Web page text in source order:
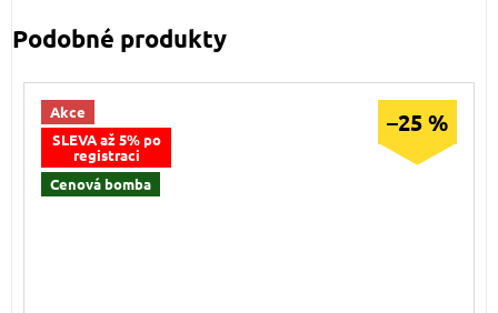
Akce
SLEVA až 5% po
registraci
Cenová bomba
–25 %